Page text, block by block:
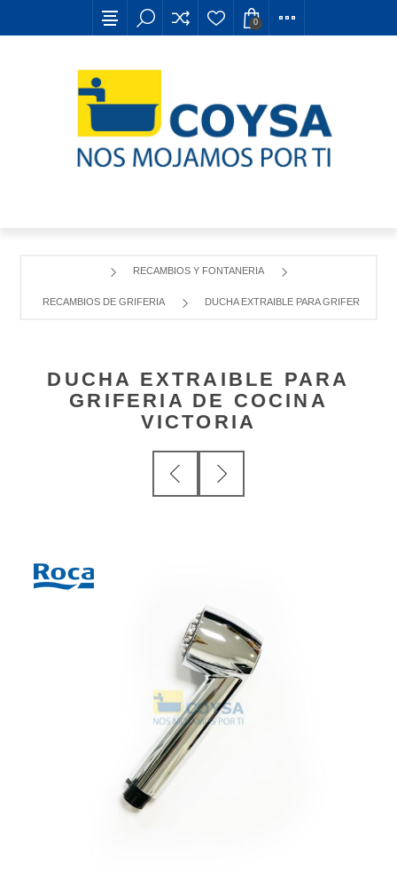
0
RECAMBIOS Y FONTANERIA
RECAMBIOS DE GRIFERIA DUCHA EXTRAIBLE PARA GRIFERIA DE
DUCHA EXTRAIBLE PARA
GRIFERIA DE COCINA
VICTORIA